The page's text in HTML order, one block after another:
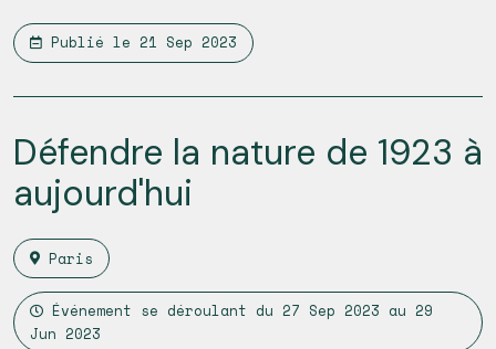
Publié le 21 Sep 2023
Défendre la nature de 1923 à
aujourd'hui
Paris
Événement se déroulant du 27 Sep 2023 au 29
Jun 2023